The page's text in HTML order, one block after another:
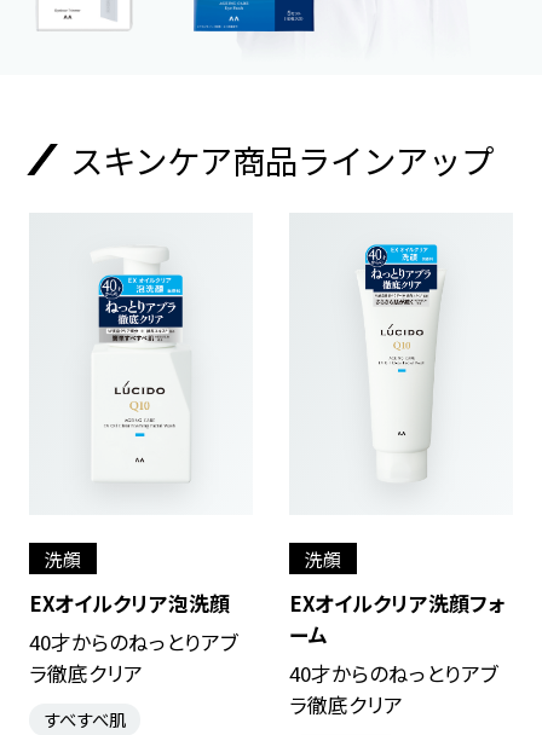
スキンケア商品ラインアップ
洗顔
EXオイルクリア泡洗顔
40才からのねっとりアブ
ラ徹底クリア
すべすべ肌
洗顔
EXオイルクリア洗顔フォ
ーム
40才からのねっとりアブ
ラ徹底クリア